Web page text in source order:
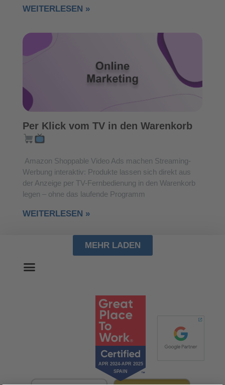
WEITERLESEN »
Per Klick vom TV in den Warenkorb
Amazon Shoppable Video Ads machen Streaming-
Werbung interaktiv: Produkte lassen sich direkt aus
der Anzeige per TV-Fernbedienung in den Warenkorb
legen – ohne das laufende Programm
WEITERLESEN »
MEHR LADEN